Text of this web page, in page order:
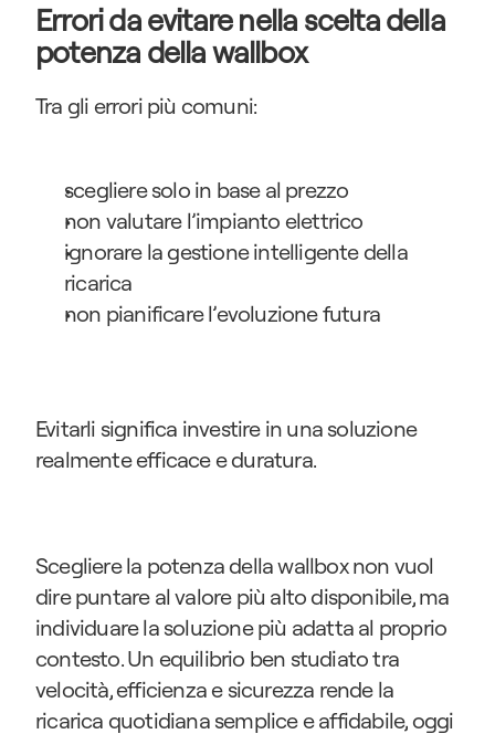
Errori da evitare nella scelta della
potenza della wallbox
Tra gli errori più comuni:
scegliere solo in base al prezzo
non valutare l’impianto elettrico
ignorare la gestione intelligente della
ricarica
non pianificare l’evoluzione futura
Evitarli significa investire in una soluzione
realmente efficace e duratura.
Scegliere la potenza della wallbox non vuol
dire puntare al valore più alto disponibile, ma
individuare la soluzione più adatta al proprio
contesto. Un equilibrio ben studiato tra
velocità, efficienza e sicurezza rende la
ricarica quotidiana semplice e affidabile, oggi